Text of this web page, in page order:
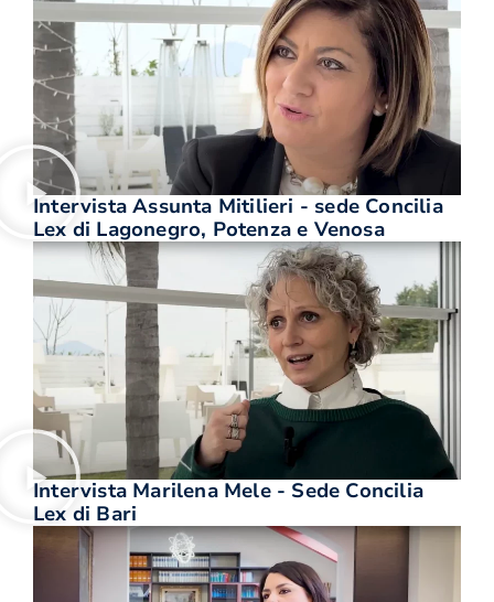
Intervista Assunta Mitilieri - sede Concilia
Lex di Lagonegro, Potenza e Venosa
Intervista Marilena Mele - Sede Concilia
Lex di Bari